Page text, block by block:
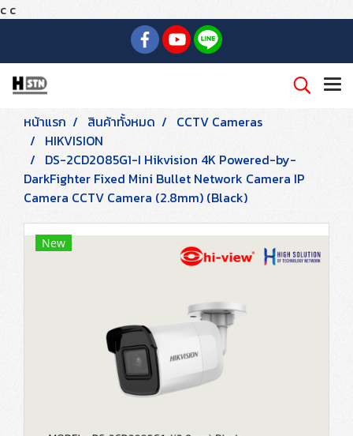
c c
หน้าแรก สินค้าทั้งหมด
CCTV Cameras
HIKVISION
DS-2CD2085G1-I Hikvision 4K Powered-by-
DarkFighter Fixed Mini Bullet Network Camera IP
Camera CCTV Camera (2.8mm) (Black)
New